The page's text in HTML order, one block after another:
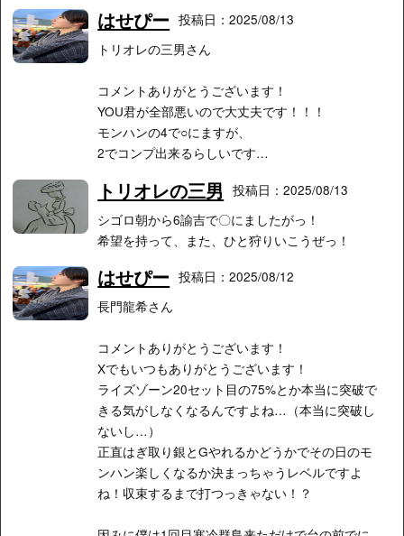
はせぴー 投稿日：2025/08/13
トリオレの三男さん
コメントありがとうございます！
YOU君が全部悪いので大丈夫です！！！
モンハンの4で○にますが、
2でコンプ出来るらしいです…
トリオレの三男
投稿日：2025/08/13
シゴロ朝から6諭吉で〇にましたがっ！
希望を持って、また、ひと狩りいこうぜっ！
はせぴー 投稿日：2025/08/12
長門龍希さん
コメントありがとうございます！
Xでもいつもありがとうございます！
ライズゾーン20セット目の75%とか本当に突破で
きる気がしなくなるんですよね…（本当に突破し
ないし…）
正直はぎ取り銀とGやれるかどうかでその日のモ
ンハン楽しくなるか決まっちゃうレベルですよ
ね！収束するまで打つっきゃない！？